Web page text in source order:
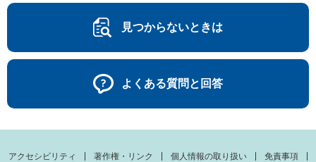
見つからないときは
よくある質問と回答
アクセシビリティ 著作権・リンク 個人情報の取り扱い 免責事項